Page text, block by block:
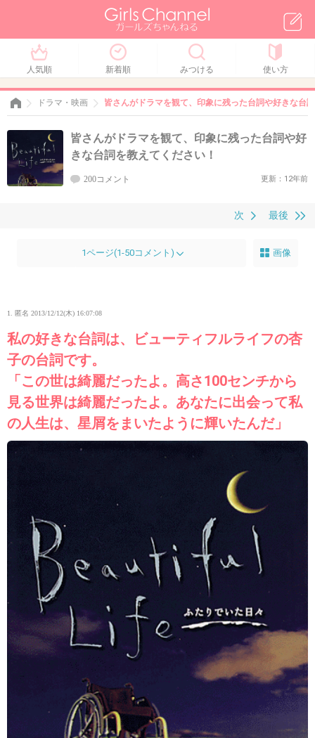
人気順 新着順 みつける 使い方
ドラマ・映画 皆さんがドラマを観て、印象に残った台詞や好きな台
皆さんがドラマを観て、印象に残った台詞や好
きな台詞を教えてください！
200コメント 更新：12年前
最後
次
1ページ(1-50コメント) 画像
1. 匿名 2013/12/12(木) 16:07:08
私の好きな台詞は、ビューティフルライフの杏
子の台詞です。
「この世は綺麗だったよ。高さ100センチから
見る世界は綺麗だったよ。あなたに出会って私
の人生は、星屑をまいたように輝いたんだ」